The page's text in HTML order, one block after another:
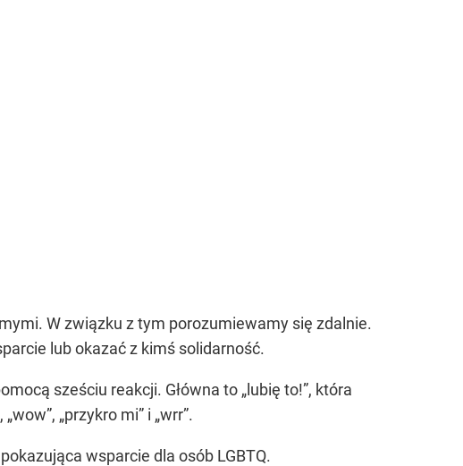
W związku z tym porozumiewamy się zdalnie.
lub okazać z kimś solidarność.
sześciu reakcji. Główna to „lubię to!”, która
„przykro mi” i „wrr”.
wsparcie dla osób LGBTQ.